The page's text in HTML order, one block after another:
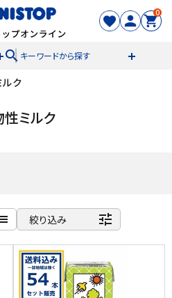
0
search キーワードから探す
ク
ミルク
絞り込み tune